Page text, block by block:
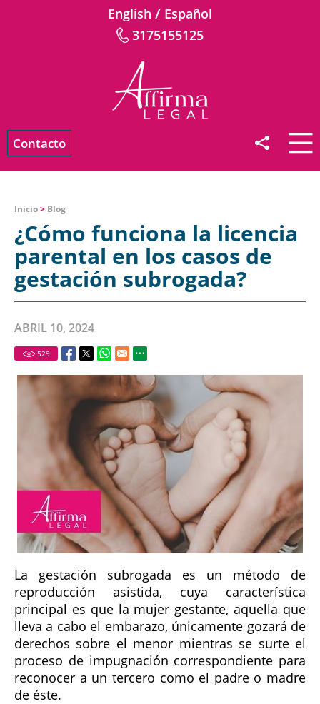
English / Español
3175155125
Contacto
Inicio> Blog
¿Cómo funciona la licencia
parental en los casos de
gestación subrogada?
ABRIL 10, 2024
529
La gestación subrogada es un método de
reproducción asistida, cuya característica
principal es que la mujer gestante, aquella que
lleva a cabo el embarazo, únicamente gozará de
derechos sobre el menor mientras se surte el
proceso de impugnación correspondiente para
reconocer a un tercero como el padre o madre
de éste.